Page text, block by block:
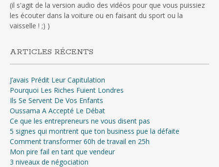
(il s'agit de la version audio des vidéos pour que vous puissiez
les écouter dans la voiture ou en faisant du sport ou la
vaisselle ! ;) )
ARTICLES RÉCENTS
J’avais Prédit Leur Capitulation
Pourquoi Les Riches Fuient Londres
Ils Se Servent De Vos Enfants
Oussama A Accepté Le Débat
Ce que les entrepreneurs ne vous disent pas
5 signes qui montrent que ton business pue la défaite
Comment transformer 60h de travail en 25h
Mon pire fail en tant que vendeur
3 niveaux de négociation